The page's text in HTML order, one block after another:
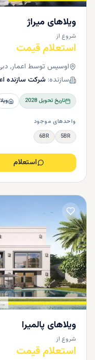
ویلاهای میراژ
شروع از
استعلام قیمت
اوسیس توسط اعمار,
سازنده: شرکت سازنده
تاریخ تحویل2028 ویلا
واحدهای موجود
5BR
6BR
استعلام
ویلاهای پالمیرا
شروع از
استعلام قیمت